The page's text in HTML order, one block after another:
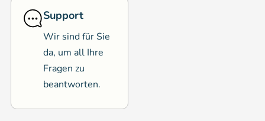
Support
Wir sind für Sie
da, um all Ihre
Fragen zu
beantworten.